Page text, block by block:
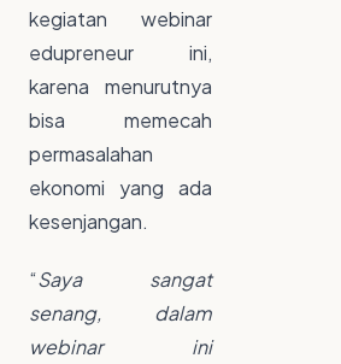
kegiatan webinar
edupreneur ini,
karena menurutnya
bisa memecah
permasalahan
ekonomi yang ada
kesenjangan.
“Saya sangat
senang, dalam
webinar ini